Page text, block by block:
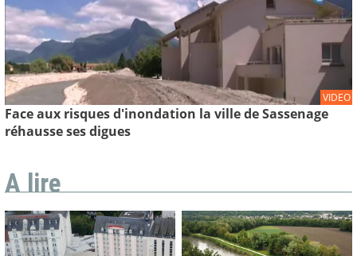
VIDEO
Face aux risques d'inondation la ville de Sassenage
réhausse ses digues
A lire